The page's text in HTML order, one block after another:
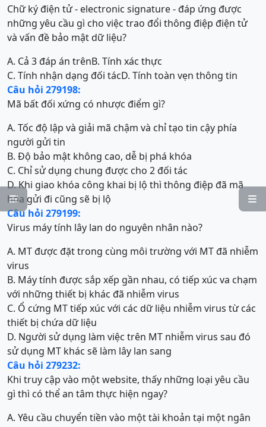


Chữ ký điện tử - electronic signature - đáp ứng được
những yêu cầu gì cho việc trao đổi thông điệp điện tử
và vấn đề bảo mật dữ liệu?
A. Cả 3 đáp án trênB. Tính xác thực
C. Tính nhận dạng đối tácD. Tính toàn vẹn thông tin
Câu hỏi 279198:
Mã bất đối xứng có nhược điểm gì?
A. Tốc độ lập và giải mã chậm và chỉ tạo tin cậy phía
người gửi tin
B. Độ bảo mật không cao, dễ bị phá khóa
C. Chỉ sử dụng chung được cho 2 đối tác
D. Khi giao khóa công khai bị lộ thì thông điệp đã mã
hóa gửi đi cũng sẽ bị lộ
Câu hỏi 279199:
Virus máy tính lây lan do nguyên nhân nào?
A. MT được đặt trong cùng môi trường với MT đã nhiễm
virus
B. Máy tính được sắp xếp gần nhau, có tiếp xúc va chạm
với những thiết bị khác đã nhiễm virus
C. Ổ cứng MT tiếp xúc với các dữ liệu nhiễm virus từ các
thiết bị chứa dữ liệu
D. Người sử dụng làm việc trên MT nhiễm virus sau đó
sử dụng MT khác sẽ làm lây lan sang
Câu hỏi 279232:
Khi truy cập vào một website, thấy những loại yêu cầu
gì thì có thể an tâm thực hiện ngay?
A. Yêu cầu chuyển tiền vào một tài khoản tại một ngân